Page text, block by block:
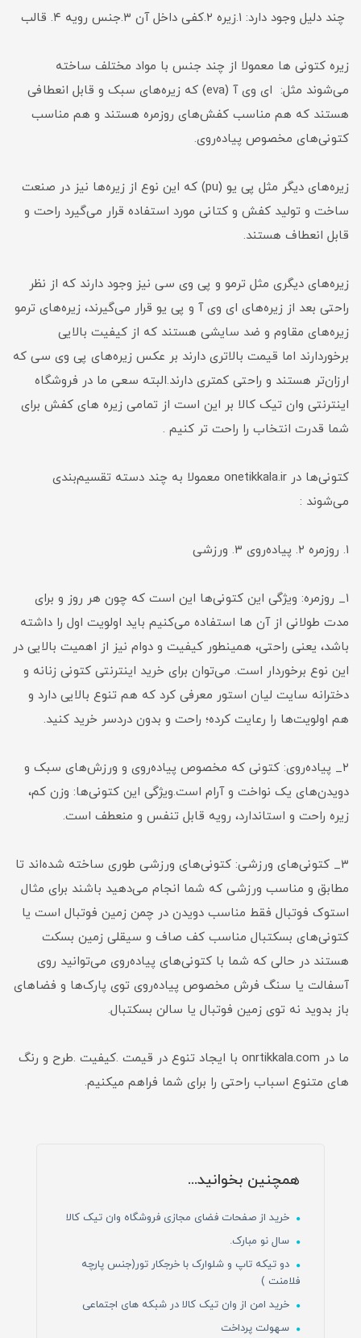
چند دلیل وجود دارد: ۱.زیره ۲.کفی داخل آن ۳.جنس رویه ۴. قالب
زیره کتونی ها معمولا از چند جنس با مواد مختلف ساخته
می‌شوند مثل: ای وی آ (eva) که زیره‌های سبک و قابل انعطافی
هستند که هم مناسب کفش‌های روزمره هستند و هم مناسب
کتونی‌های مخصوص پیاده‌روی.
زیره‌های دیگر مثل پی یو (pu) که این نوع از زیره‌ها نیز در صنعت
ساخت و تولید کفش و کتانی مورد استفاده قرار می‌گیرد راحت و
قابل انعطاف هستند.
زیره‌های دیگری مثل ترمو و پی وی سی نیز وجود دارند که از نظر
راحتی بعد از زیره‌های ای وی آ و پی یو قرار می‌گیرند، زیره‌های ترمو
زیره‌های مقاوم و ضد سایشی هستند که از کیفیت بالایی
برخوردارند اما قیمت بالاتری دارند بر عکس زیره‌های پی وی سی که
ارزان‌تر هستند و راحتی کمتری دارند.البته سعی ما در فروشگاه
اینترنتی وان تیک کالا بر این است از تمامی زیره های کفش برای
شما قدرت انتخاب را راحت تر کنیم .
کتونی‌ها در onetikkala.ir معمولا به چند دسته تقسیم‌بندی
می‌شوند :
۱. روزمره ۲. پیاده‌روی ۳. ورزشی
۱_ روزمره: ویژگی این کتونی‌ها این است که چون هر روز و برای
مدت طولانی از آن ها استفاده می‌کنیم باید اولویت اول را داشته
باشد، یعنی راحتی، همینطور کیفیت و دوام نیز از اهمیت بالایی در
این نوع برخوردار است. می‌توان برای خرید اینترنتی کتونی زنانه و
دخترانه سایت لیان استور معرفی کرد که هم تنوع بالایی دارد و
هم اولویت‌ها را رعایت کرده؛ راحت و بدون دردسر خرید کنید.
۲_ پیاده‌روی: کتونی که مخصوص پیاده‌روی و ورزش‌های سبک و
دویدن‌های یک نواخت و آرام است.ویژگی این کتونی‌ها: وزن کم،
زیره راحت و استاندارد، رویه قابل تنفس و منعطف است.
۳_ کتونی‌های ورزشی: کتونی‌های ورزشی طوری ساخته شده‌اند تا
مطابق و مناسب ورزشی که شما انجام می‌دهید باشند برای مثال
استوک فوتبال فقط مناسب دویدن در چمن زمین فوتبال است یا
کتونی‌های بسکتبال مناسب کف صاف و سیقلی زمین بسکت
هستند در حالی که شما با کتونی‌های پیاده‌روی می‌توانید روی
آسفالت یا سنگ فرش مخصوص پیاده‌روی توی پارک‌ها و فضاهای
باز بدوید نه توی زمین فوتبال یا سالن بسکتبال.
ما در onrtikkala.com با ایجاد تنوع در قیمت .کیفیت .طرح و رنگ
های متنوع اسباب راحتی را برای شما فراهم میکنیم.
همچنین بخوانید...
خرید از صفحات فضای مجازی فروشگاه وان تیک کالا
سال نو مبارک.
دو تیکه تاپ و شلوارک با خرجکار تور(جنس پارچه
فلامنت )
خرید امن از وان تیک کالا در شبکه های اجتماعی
سهولت پرداخت